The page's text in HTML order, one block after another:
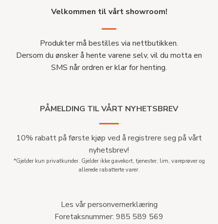
Velkommen til vårt showroom!
Produkter må bestilles via nettbutikken.
Dersom du ønsker å hente varene selv, vil du motta en
SMS når ordren er klar for henting.
PÅMELDING TIL VÅRT NYHETSBREV
10% rabatt på første kjøp ved å registrere seg på vårt
nyhetsbrev!
*Gjelder kun privatkunder. Gjelder ikke gavekort, tjenester, lim, vareprøver og
allerede rabatterte varer.
Les vår personvernerklæring
Foretaksnummer: 985 589 569